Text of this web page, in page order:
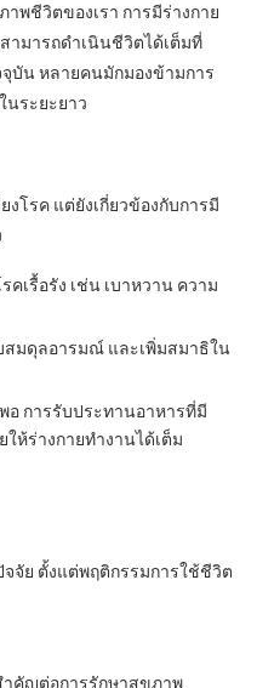
ชีวิตของเรา การมีร่างกาย
ามารถดำเนินชีวิตได้เต็มที่
บัน หลายคนมักมองข้ามการ
ระยะยาว
โรค แต่ยังเกี่ยวข้องกับการมี
คเรื้อรัง เช่น เบาหวาน ความ
สมดุลอารมณ์ และเพิ่มสมาธิใน
อ การรับประทานอาหารที่มี
ห้ร่างกายทำงานได้เต็ม
จัย ตั้งแต่พฤติกรรมการใช้ชีวิต
ำคัญต่อการรักษาสุขภาพ